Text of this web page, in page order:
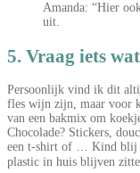
Amanda: “Hier
uit.
5. Vraag iets
Persoonlijk vind ik dit
fles wijn zijn, maar voor
van een bakmix om
Chocolade? Stickers,
een t-shirt of … Kind blij
plastic in huis blijven